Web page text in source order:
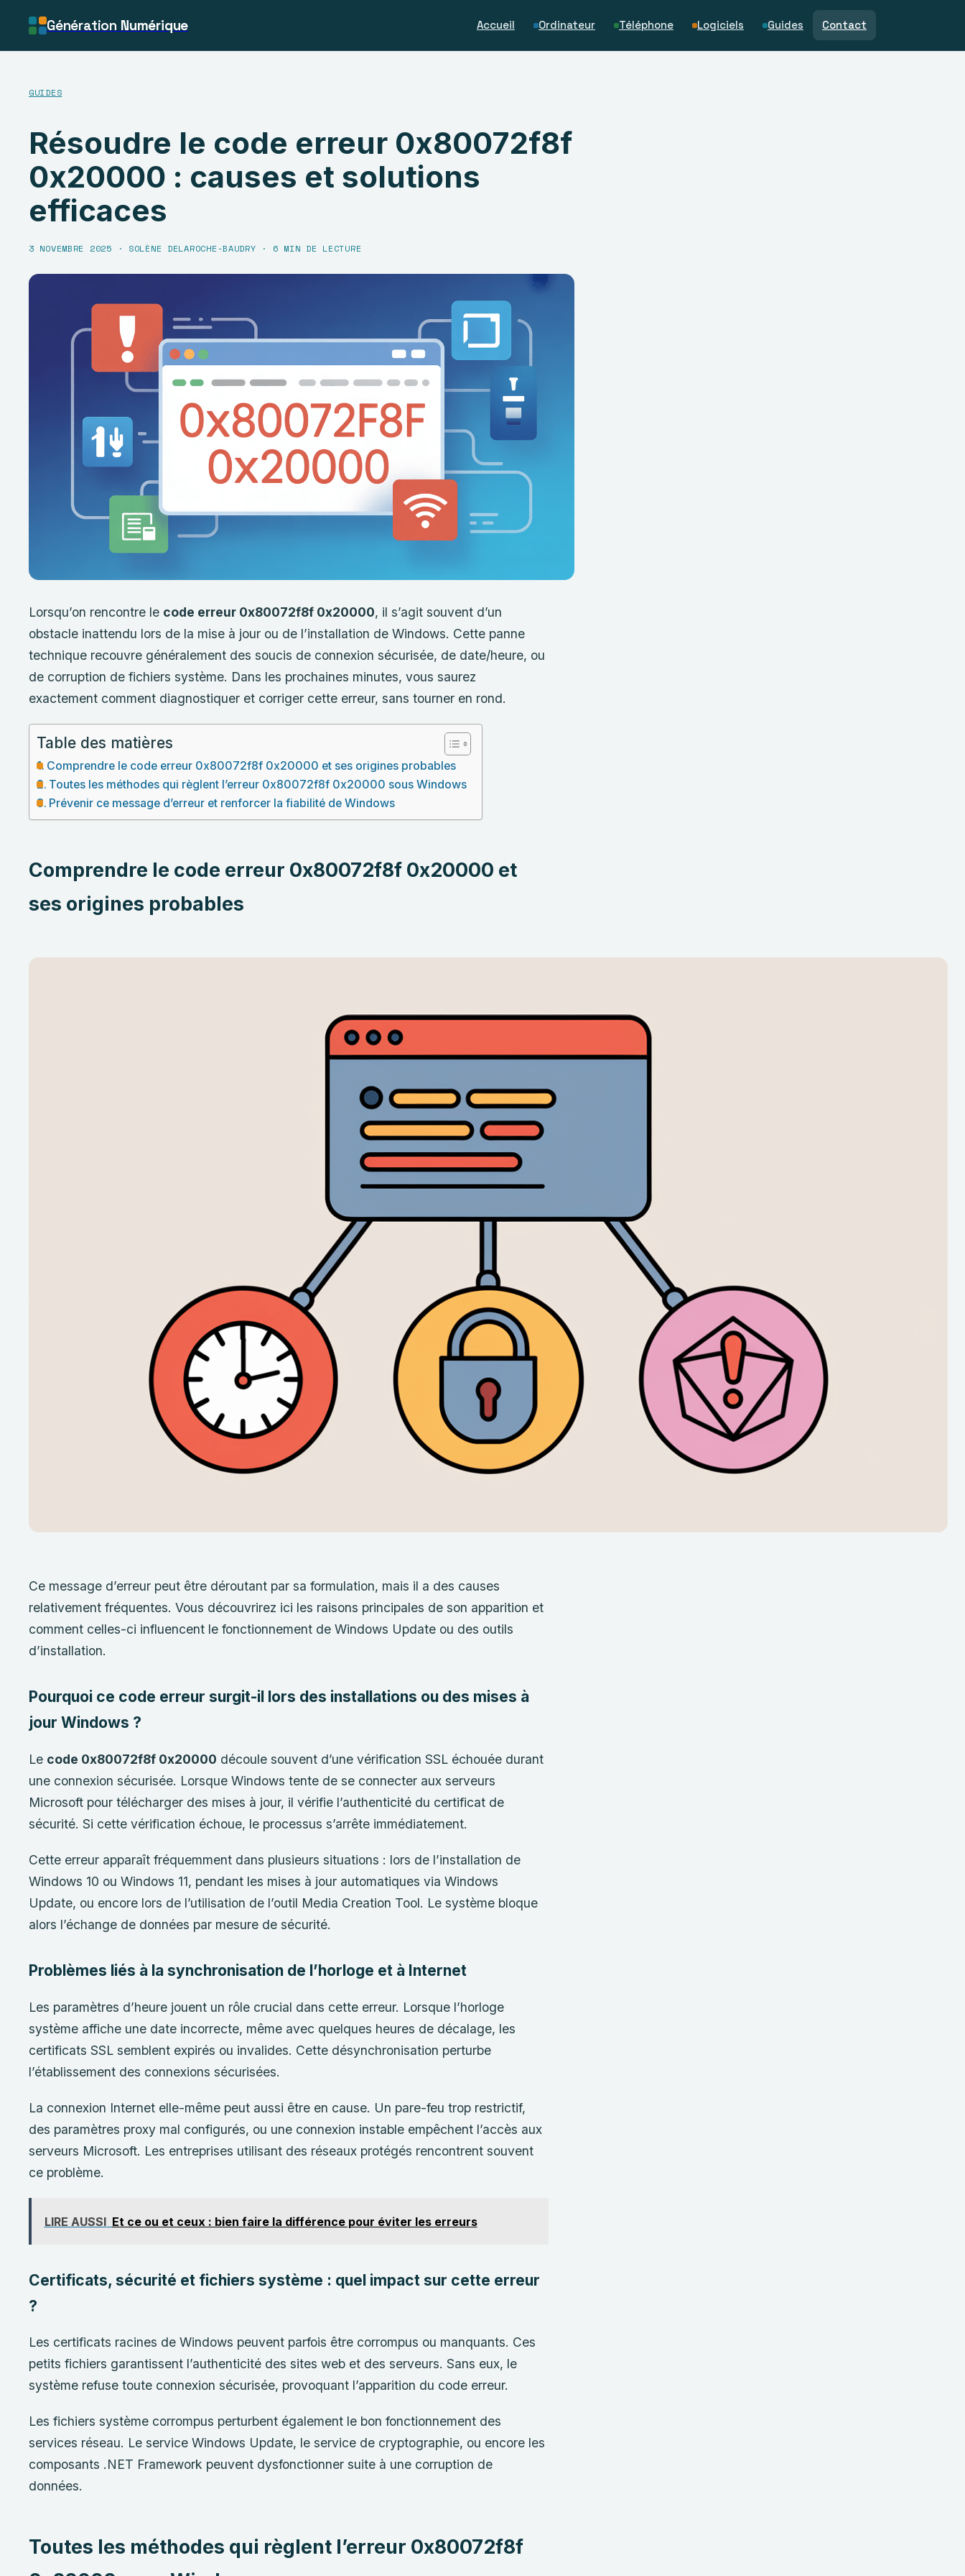
Génération Numérique Accueil Ordinateur Téléphone Logiciels Guides Contact
GUIDES
Résoudre le code erreur 0x80072f8f
0x20000 : causes et solutions
efficaces
3 NOVEMBRE 2025 · SOLÈNE DELAROCHE-BAUDRY · 6 MIN DE LECTURE
Lorsqu’on rencontre le code erreur 0x80072f8f 0x20000, il s’agit souvent d’un
obstacle inattendu lors de la mise à jour ou de l’installation de Windows. Cette panne
technique recouvre généralement des soucis de connexion sécurisée, de date/heure, ou
de corruption de fichiers système. Dans les prochaines minutes, vous saurez
exactement comment diagnostiquer et corriger cette erreur, sans tourner en rond.
Table des matières
Comprendre le code erreur 0x80072f8f 0x20000 et ses origines probables
Toutes les méthodes qui règlent l’erreur 0x80072f8f 0x20000 sous Windows
Prévenir ce message d’erreur et renforcer la fiabilité de Windows
Comprendre le code erreur 0x80072f8f 0x20000 et
ses origines probables
Ce message d’erreur peut être déroutant par sa formulation, mais il a des causes
relativement fréquentes. Vous découvrirez ici les raisons principales de son apparition et
comment celles-ci influencent le fonctionnement de Windows Update ou des outils
d’installation.
Pourquoi ce code erreur surgit-il lors des installations ou des mises à
jour Windows ?
Le code 0x80072f8f 0x20000 découle souvent d’une vérification SSL échouée durant
une connexion sécurisée. Lorsque Windows tente de se connecter aux serveurs
Microsoft pour télécharger des mises à jour, il vérifie l’authenticité du certificat de
sécurité. Si cette vérification échoue, le processus s’arrête immédiatement.
Cette erreur apparaît fréquemment dans plusieurs situations : lors de l’installation de
Windows 10 ou Windows 11, pendant les mises à jour automatiques via Windows
Update, ou encore lors de l’utilisation de l’outil Media Creation Tool. Le système bloque
alors l’échange de données par mesure de sécurité.
Problèmes liés à la synchronisation de l’horloge et à Internet
Les paramètres d’heure jouent un rôle crucial dans cette erreur. Lorsque l’horloge
système affiche une date incorrecte, même avec quelques heures de décalage, les
certificats SSL semblent expirés ou invalides. Cette désynchronisation perturbe
l’établissement des connexions sécurisées.
La connexion Internet elle-même peut aussi être en cause. Un pare-feu trop restrictif,
des paramètres proxy mal configurés, ou une connexion instable empêchent l’accès aux
serveurs Microsoft. Les entreprises utilisant des réseaux protégés rencontrent souvent
ce problème.
LIRE AUSSI Et ce ou et ceux : bien faire la différence pour éviter les erreurs
Certificats, sécurité et fichiers système : quel impact sur cette erreur
?
Les certificats racines de Windows peuvent parfois être corrompus ou manquants. Ces
petits fichiers garantissent l’authenticité des sites web et des serveurs. Sans eux, le
système refuse toute connexion sécurisée, provoquant l’apparition du code erreur.
Les fichiers système corrompus perturbent également le bon fonctionnement des
services réseau. Le service Windows Update, le service de cryptographie, ou encore les
composants .NET Framework peuvent dysfonctionner suite à une corruption de
données.
Toutes les méthodes qui règlent l’erreur 0x80072f8f